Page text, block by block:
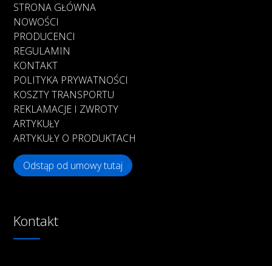
STRONA GŁÓWNA
NOWOŚCI
PRODUCENCI
REGULAMIN
KONTAKT
POLITYKA PRYWATNOŚCI
KOSZTY TRANSPORTU
REKLAMACJE I ZWROTY
ARTYKUŁY
ARTYKUŁY O PRODUKTACH
Odstąp od umowy tutaj
Kontakt